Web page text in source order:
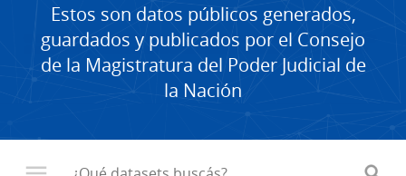
Estos son datos públicos generados,
guardados y publicados por el Consejo
de la Magistratura del Poder Judicial de
la Nación